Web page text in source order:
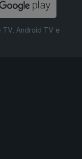
TV, Android TV e